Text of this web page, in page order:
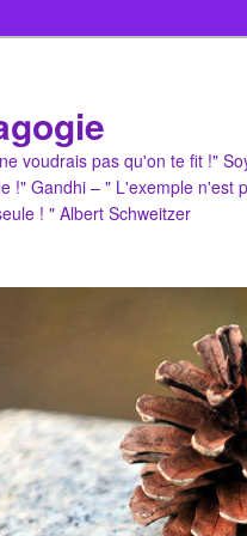
voudrais pas qu'on te fit !"
!" Gandhi – " L'exemple n'est
! " Albert Schweitzer